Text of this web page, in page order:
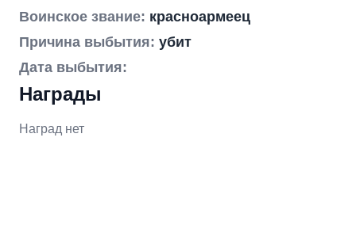
Воинское звание: красноармеец
Причина выбытия: убит
Дата выбытия:
Награды
Наград нет